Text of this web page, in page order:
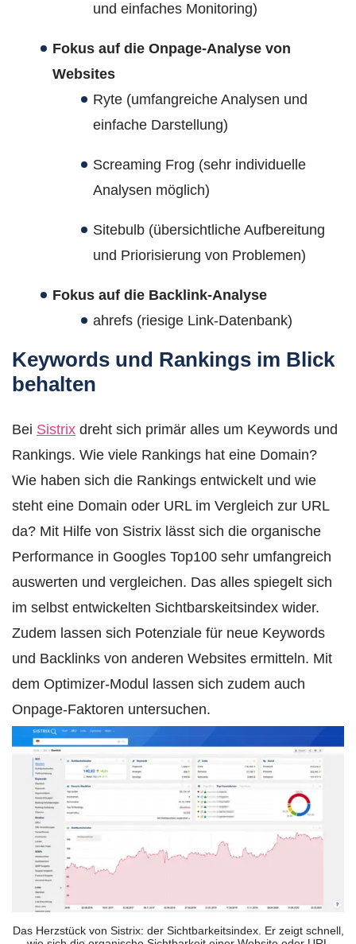
und einfaches Monitoring)
Fokus auf die Onpage-Analyse von
Websites
Ryte (umfangreiche Analysen und
einfache Darstellung)
Screaming Frog (sehr individuelle
Analysen möglich)
Sitebulb (übersichtliche Aufbereitung
und Priorisierung von Problemen)
Fokus auf die Backlink-Analyse
ahrefs (riesige Link-Datenbank)
Keywords und Rankings im Blick
behalten
Bei Sistrix dreht sich primär alles um Keywords und
Rankings. Wie viele Rankings hat eine Domain?
Wie haben sich die Rankings entwickelt und wie
steht eine Domain oder URL im Vergleich zur URL
da? Mit Hilfe von Sistrix lässt sich die organische
Performance in Googles Top100 sehr umfangreich
auswerten und vergleichen. Das alles spiegelt sich
im selbst entwickelten Sichtbarskeitsindex wider.
Zudem lassen sich Potenziale für neue Keywords
und Backlinks von anderen Websites ermitteln. Mit
dem Optimizer-Modul lassen sich zudem auch
Onpage-Faktoren untersuchen.
Das Herzstück von Sistrix: der Sichtbarkeitsindex. Er zeigt schnell,